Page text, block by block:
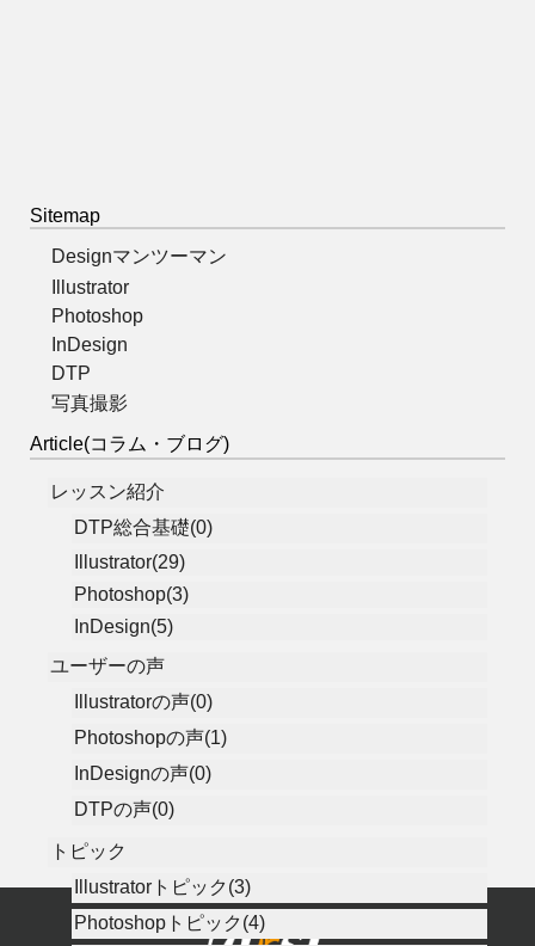
Sitemap
Designマンツーマン
Illustrator
Photoshop
InDesign
DTP
写真撮影
Article(コラム・ブログ)
レッスン紹介
DTP総合基礎(0)
Illustrator(29)
Photoshop(3)
InDesign(5)
ユーザーの声
Illustratorの声(0)
Photoshopの声(1)
InDesignの声(0)
DTPの声(0)
トピック
Illustratorトピック(3)
Photoshopトピック(4)